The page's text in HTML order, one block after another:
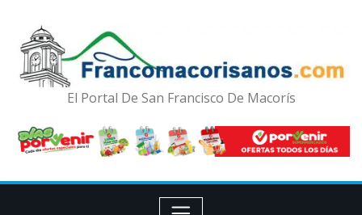
El Portal De San Francisco De Macorís